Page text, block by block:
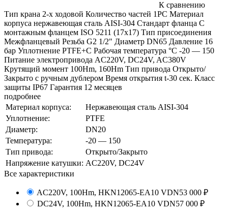
К сравнению
Тип крана 2-х ходовой Количество частей 1РС Материал
корпуса нержавеющая сталь AISI-304 Стандарт фланца C
монтажным фланцем ISO 5211 (17x17) Тип присоединения
Межфланцевый Резьба G2 1/2" Диаметр DN65 Давление 16
бар Уплотнение PTFE+C Рабочая температура °С -20 — 150
Питание электропривода AC220V, DC24V, AC380V
Крутящий момент 100Hm, 160Hm Тип привода Открыто/
Закрыто с ручным дублером Время открытия t-30 сек. Класс
защиты IP67 Гарантия 12 месяцев
подробнее
Материал корпуса:
Нержавеющая сталь AISI-304
Уплотнение:
PTFE
Диаметр:
DN20
Температура:
-20 — 150
Тип привода:
Открыто/Закрыто
Напряжение катушки: AC220V, DC24V
Все характеристики
AC220V, 100Hm, HKN12065-EA10 VDN53 000 ₽
DC24V, 100Hm, HKN12065-EA10 VDN57 000 ₽